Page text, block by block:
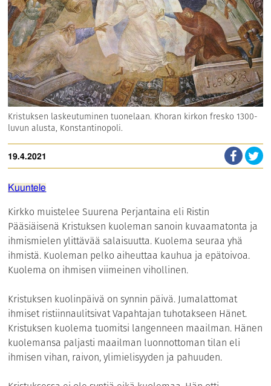
Kristuksen laskeutuminen tuonelaan. Khoran kirkon fresko 1300-
luvun alusta, Konstantinopoli.
19.4.2021
Kuuntele
Kirkko muistelee Suurena Perjantaina eli Ristin
Pääsiäisenä Kristuksen kuoleman sanoin kuvaamatonta ja
ihmismielen ylittävää salaisuutta. Kuolema seuraa yhä
ihmistä. Kuoleman pelko aiheuttaa kauhua ja epätoivoa.
Kuolema on ihmisen viimeinen vihollinen.
Kristuksen kuolinpäivä on synnin päivä. Jumalattomat
ihmiset ristiinnaulitsivat Vapahtajan tuhotakseen Hänet.
Kristuksen kuolema tuomitsi langenneen maailman. Hänen
kuolemansa paljasti maailman luonnottoman tilan eli
ihmisen vihan, raivon, ylimielisyyden ja pahuuden.